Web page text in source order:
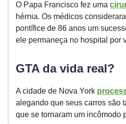
O Papa Francisco fez uma
hérnia. Os médicos
pontífice de 86 anos um
ele permaneça no hospital por
GTA da vida real?
A cidade de Nova York
alegando que seus carros são
que se tornaram um incômodo